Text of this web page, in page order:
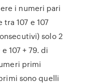
i numeri pari
107 e 107
solo 2
107 + 79. di
primi
sono quelli